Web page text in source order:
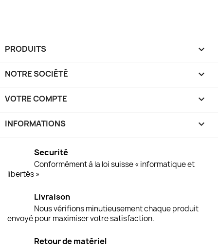
PRODUITS 
NOTRE SOCIÉTÉ 
VOTRE COMPTE 
INFORMATIONS keyboard_arrow_down
Securité
Conformément à la loi suisse « informatique et
libertés »
Livraison
Nous vérifions minutieusement chaque produit
envoyé pour maximiser votre satisfaction.
Retour de matériel